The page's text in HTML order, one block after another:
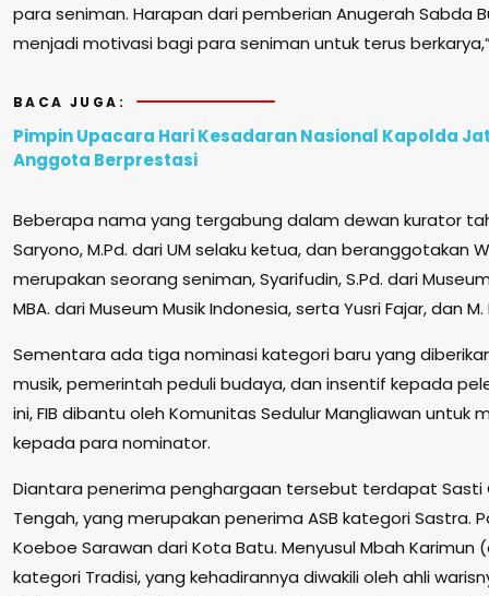
para seniman. Harapan dari pemberian Anugerah Sabda
menjadi motivasi bagi para seniman untuk terus
BACA JUGA:
Pimpin Upacara Hari Kesadaran Nasional Kapolda
Anggota Berprestasi
Beberapa nama yang tergabung dalam dewan kurator
Saryono, M.Pd. dari UM selaku ketua, dan beranggotakan
merupakan seorang seniman, Syarifudin, S.Pd. dari
MBA. dari Museum Musik Indonesia, serta Yusri Fajar, dan M.
Sementara ada tiga nominasi kategori baru yang
musik, pemerintah peduli budaya, dan insentif kepada
ini, FIB dibantu oleh Komunitas Sedulur Mangliawan untuk
kepada para nominator.
Diantara penerima penghargaan tersebut terdapat Sasti
Tengah, yang merupakan penerima ASB kategori Sastra.
Koeboe Sarawan dari Kota Batu. Menyusul Mbah Karimun
kategori Tradisi, yang kehadirannya diwakili oleh ahli